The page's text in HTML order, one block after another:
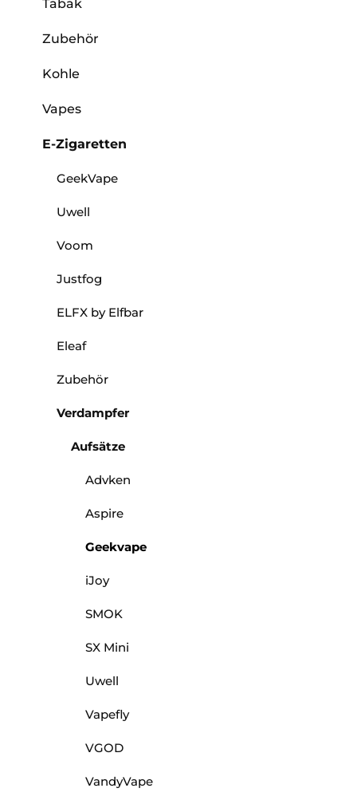
Tabak
Zubehör
Kohle
Vapes
E-Zigaretten
GeekVape
Uwell
Voom
Justfog
ELFX by Elfbar
Eleaf
Zubehör
Verdampfer
Aufsätze
Advken
Aspire
Geekvape
iJoy
SMOK
SX Mini
Uwell
Vapefly
VGOD
VandyVape